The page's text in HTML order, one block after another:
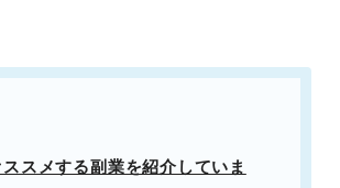
スメする副業を紹介していま